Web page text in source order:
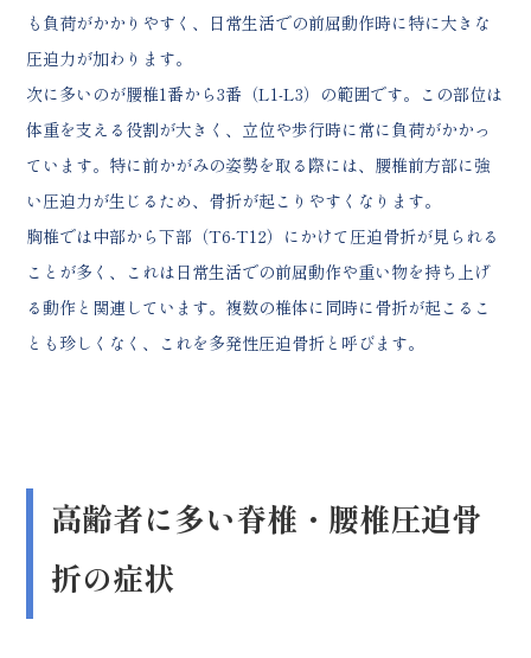
も負荷がかかりやすく、日常生活での前屈動作時に特に大きな
圧迫力が加わります。
次に多いのが腰椎1番から3番（L1-L3）の範囲です。この部位は
体重を支える役割が大きく、立位や歩行時に常に負荷がかかっ
ています。特に前かがみの姿勢を取る際には、腰椎前方部に強
い圧迫力が生じるため、骨折が起こりやすくなります。
胸椎では中部から下部（T6-T12）にかけて圧迫骨折が見られる
ことが多く、これは日常生活での前屈動作や重い物を持ち上げ
る動作と関連しています。複数の椎体に同時に骨折が起こるこ
とも珍しくなく、これを多発性圧迫骨折と呼びます。
高齢者に多い脊椎・腰椎圧迫骨
折の症状